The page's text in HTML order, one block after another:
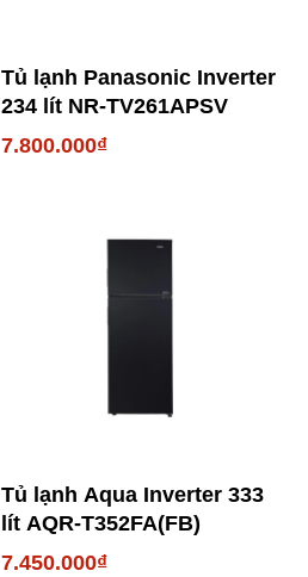
Tủ lạnh Panasonic Inverter
234 lít NR-TV261APSV
7.800.000₫
Tủ lạnh Aqua Inverter 333
lít AQR-T352FA(FB)
7.450.000₫